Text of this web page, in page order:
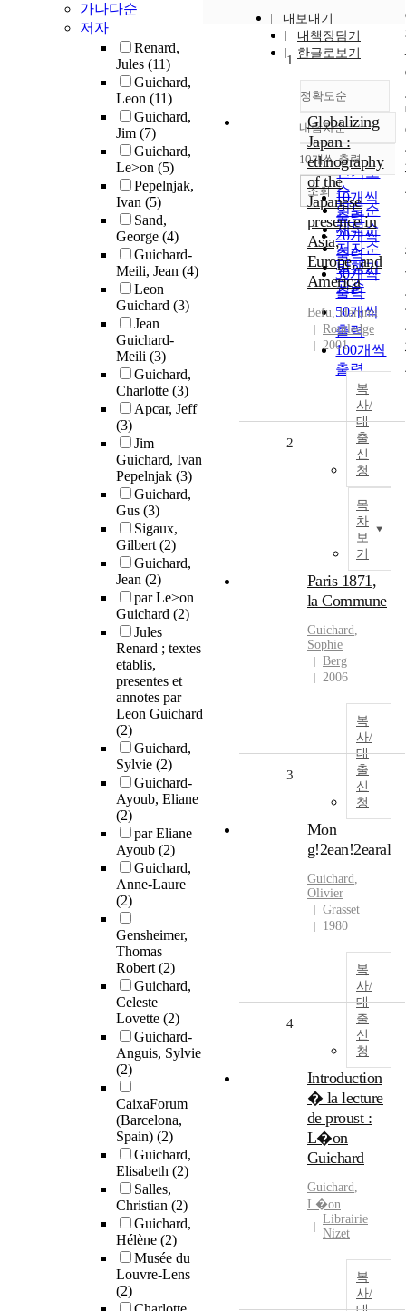
가나다순
저자
Renard,
Jules (11)
Guichard,
Leon (11)
Guichard,
Jim (7)
Guichard,
Le>on (5)
Pepelnjak,
Ivan (5)
Sand,
George (4)
Guichard-
Meili, Jean (4)
Leon
Guichard (3)
Jean
Guichard-
Meili (3)
Guichard,
Charlotte (3)
Apcar, Jeff
(3)
Jim
Guichard, Ivan
Pepelnjak (3)
Guichard,
Gus (3)
Sigaux,
Gilbert(2)
Guichard,
Jean (2)
par Le>on
Guichard (2)
Jules
Renard ; textes
etablis,
presentes et
annotes par
Leon Guichard
(2)
Guichard,
Sylvie (2)
Guichard-
Ayoub, Eliane
(2)
par Eliane
Ayoub (2)
Guichard,
Anne-Laure
(2)
Gensheimer,
Thomas
Robert(2)
Guichard,
Celeste
Lovette (2)
Guichard-
Anguis, Sylvie
(2)
CaixaForum
(Barcelona,
Spain) (2)
Guichard,
Elisabeth (2)
Salles,
Christian (2)
Guichard,
Hélène (2)
Musée du
Louvre-Lens
(2)
내보내기
내책장담기
한글로보기
정확도순
정확도
순
인기도
순
연도순
제목순
저자순
발행기
관순
내림차순
내림차순
10개씩 출력
10개씩
출력
20개씩
출력
30개씩
출력
50개씩
출력
100개씩
출력
조회
1
Globalizing
Japan :
ethnography
of the
Japanese
presence in
Asia,
Europe, and
America
Befu, Harumi
Routledge
2001
복
사/
대
출
신
청
목
차
보
기
2
Paris 1871,
la Commune
Guichard,
Sophie
Berg
2006
복
사/
대
출
신
청
3
Mon
g!2ean!2earal
Guichard,
Olivier
Grasset
1980
복
사/
대
출
신
청
4
Introduction
� la lecture
de proust :
L�on
Guichard
Guichard,
L�on
Librairie
Nizet
복
사/